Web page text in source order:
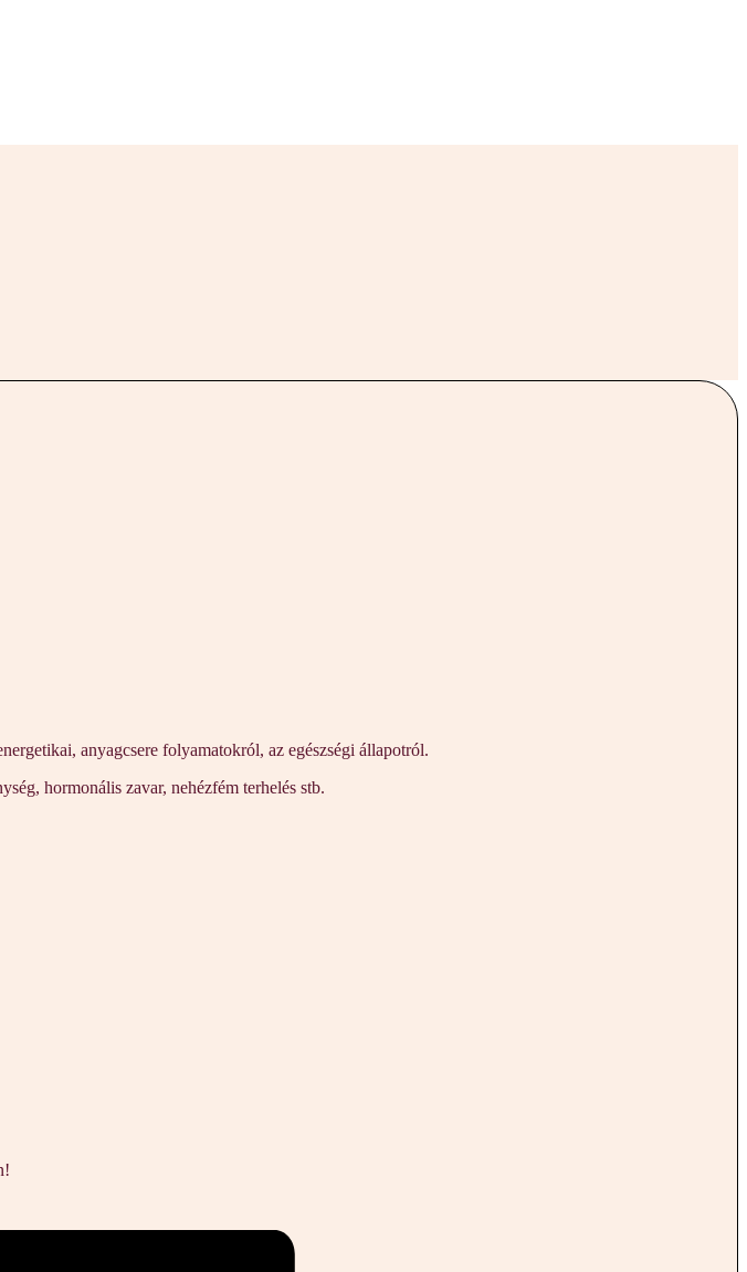
anyagcsere folyamatokról, az egészségi állapotról.
hormonális zavar, nehézfém terhelés stb.